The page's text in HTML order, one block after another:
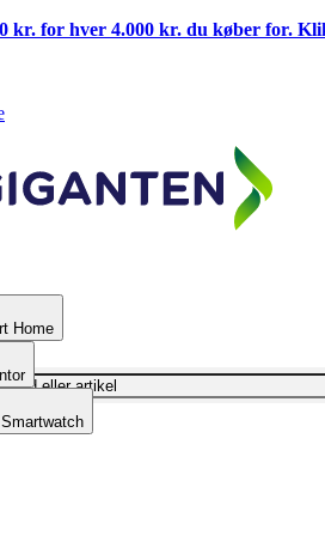
kr. for hver 4.000 kr. du køber for.
Home